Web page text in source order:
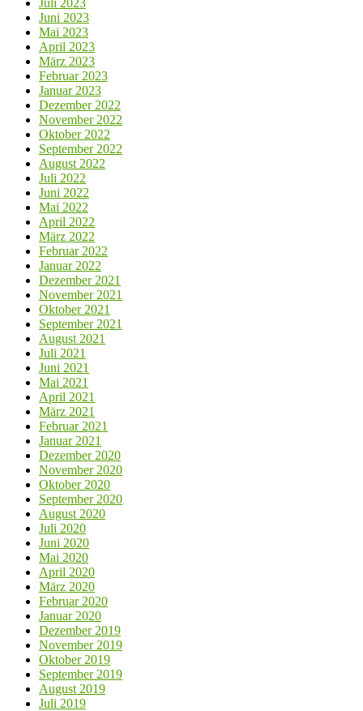
Juli 2023
Juni 2023
Mai 2023
April 2023
März 2023
Februar 2023
Januar 2023
Dezember 2022
November 2022
Oktober 2022
September 2022
August 2022
Juli 2022
Juni 2022
Mai 2022
April 2022
März 2022
Februar 2022
Januar 2022
Dezember 2021
November 2021
Oktober 2021
September 2021
August 2021
Juli 2021
Juni 2021
Mai 2021
April 2021
März 2021
Februar 2021
Januar 2021
Dezember 2020
November 2020
Oktober 2020
September 2020
August 2020
Juli 2020
Juni 2020
Mai 2020
April 2020
März 2020
Februar 2020
Januar 2020
Dezember 2019
November 2019
Oktober 2019
September 2019
August 2019
Juli 2019